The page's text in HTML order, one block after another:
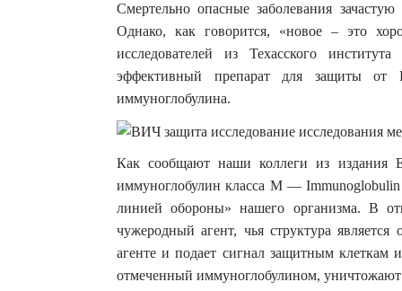
Смертельно опасные заболевания
Однако, как говорится, «новое – это
исследователей из Техасского
эффективный препарат для защиты
иммуноглобулина.
Как сообщают наши коллеги из издания
иммуноглобулин класса М —
линией обороны» нашего организма. В
чужеродный агент, чья структура
агенте и подает сигнал защитным клеткам
отмеченный иммуноглобулином, уничтожают